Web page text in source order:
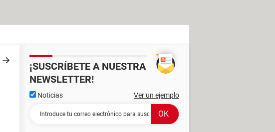
¡SUSCRÍBETE A NUESTRA
NEWSLETTER!
Noticias Ver un ejemplo